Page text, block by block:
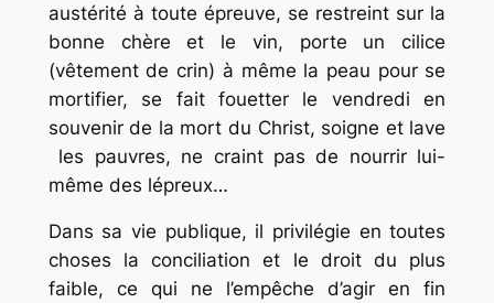
austérité à toute épreuve, se restreint sur la
bonne chère et le vin, porte un cilice
(vêtement de crin) à même la peau pour se
mortifier, se fait fouetter le vendredi en
souvenir de la mort du Christ, soigne et lave
les pauvres, ne craint pas de nourrir lui-
même des lépreux…
Dans sa vie publique, il privilégie en toutes
choses la conciliation et le droit du plus
faible, ce qui ne l’empêche d’agir en fin